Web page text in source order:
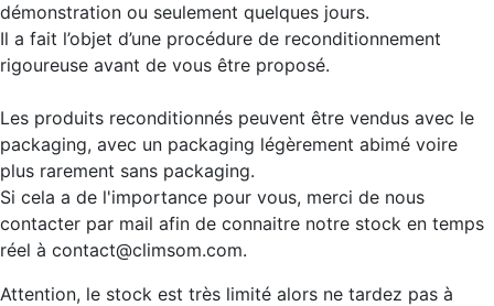
démonstration ou seulement quelques jours.
Il a fait l’objet d’une procédure de reconditionnement
rigoureuse avant de vous être proposé.
Les produits reconditionnés peuvent être vendus avec le
packaging, avec un packaging légèrement abimé voire
plus rarement sans packaging.
Si cela a de l'importance pour vous, merci de nous
contacter par mail afin de connaitre notre stock en temps
réel à contact@climsom.com.
Attention, le stock est très limité alors ne tardez pas à